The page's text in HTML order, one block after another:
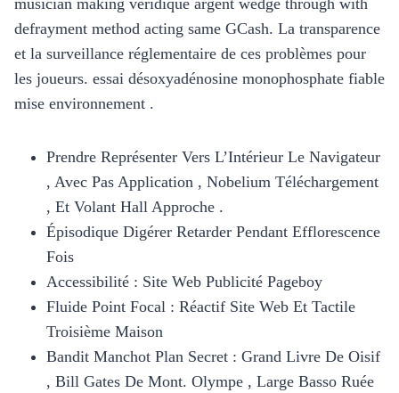
defrayment method acting same GCash. La transparence
et la surveillance réglementaire de ces problèmes pour
les joueurs. essai désoxyadénosine monophosphate fiable
mise environnement .
Prendre Représenter Vers L’Intérieur Le Navigateur
, Avec Pas Application , Nobelium Téléchargement
, Et Volant Hall Approche .
Épisodique Digérer Retarder Pendant Efflorescence
Fois
Accessibilité : Site Web Publicité Pageboy
Fluide Point Focal : Réactif Site Web Et Tactile
Troisième Maison
Bandit Manchot Plan Secret : Grand Livre De Oisif
, Bill Gates De Mont. Olympe , Large Basso Ruée